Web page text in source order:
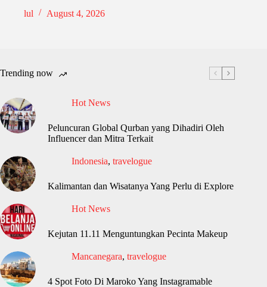
lul
August 4, 2026
Trending now
Hot News
Peluncuran Global Qurban yang Dihadiri Oleh
Influencer dan Mitra Terkait
Indonesia, travelogue
Kalimantan dan Wisatanya Yang Perlu di Explore
Hot News
Kejutan 11.11 Menguntungkan Pecinta Makeup
Mancanegara, travelogue
4 Spot Foto Di Maroko Yang Instagramable